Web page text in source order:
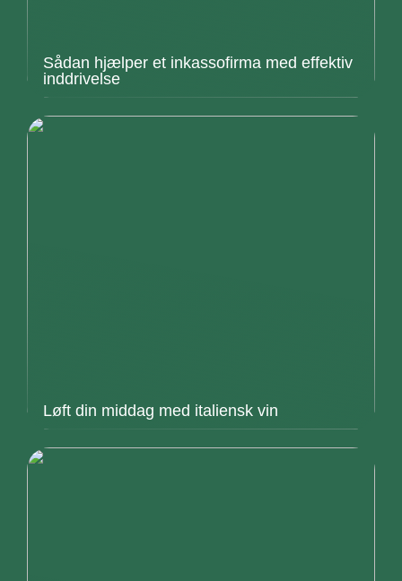
Sådan hjælper et inkassofirma med effektiv
inddrivelse
Løft din middag med italiensk vin